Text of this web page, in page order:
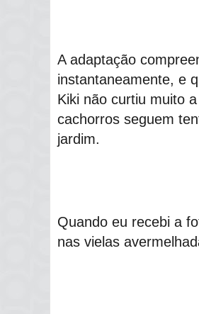
A adaptação
instantaneamente, e
Kiki não curtiu muito
cachorros seguem
jardim.
Quando eu recebi a
nas vielas